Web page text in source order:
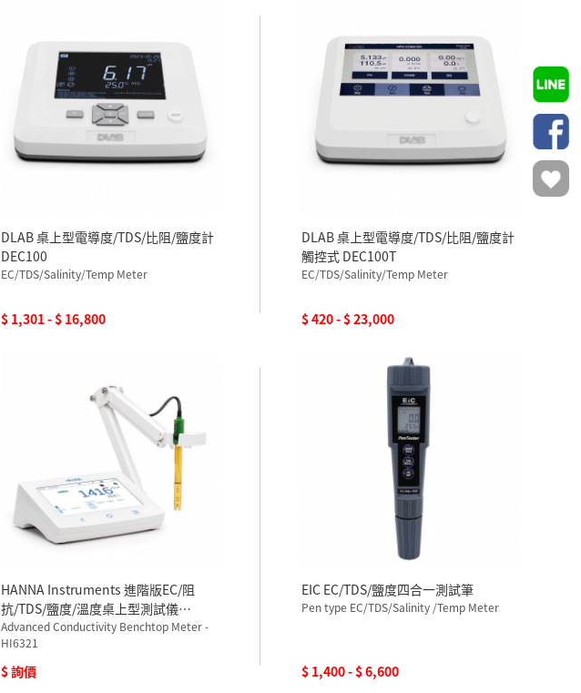
DLAB 桌上型電導度/TDS/比阻/鹽度計
DEC100
EC/TDS/Salinity/Temp Meter
$ 1,301 - $ 16,800
DLAB 桌上型電導度/TDS/比阻/鹽度計
觸控式 DEC100T
EC/TDS/Salinity/Temp Meter
$ 420 - $ 23,000
HANNA Instruments 進階版EC/阻
抗/TDS/鹽度/溫度桌上型測試儀
HI6321-01
Advanced Conductivity Benchtop Meter -
HI6321
$ 詢價
EIC EC/TDS/鹽度四合一測試筆
Pen type EC/TDS/Salinity /Temp Meter
$ 1,400 - $ 6,600